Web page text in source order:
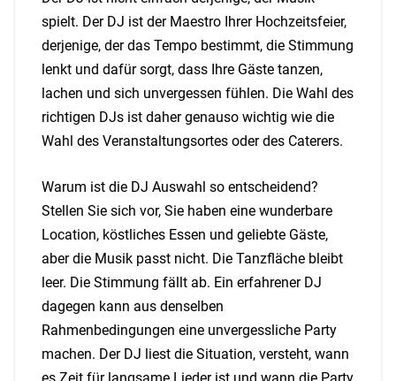
spielt. Der DJ ist der Maestro Ihrer Hochzeitsfeier,
derjenige, der das Tempo bestimmt, die Stimmung
lenkt und dafür sorgt, dass Ihre Gäste tanzen,
lachen und sich unvergessen fühlen. Die Wahl des
richtigen DJs ist daher genauso wichtig wie die
Wahl des Veranstaltungsortes oder des Caterers.
Warum ist die DJ Auswahl so entscheidend?
Stellen Sie sich vor, Sie haben eine wunderbare
Location, köstliches Essen und geliebte Gäste,
aber die Musik passt nicht. Die Tanzfläche bleibt
leer. Die Stimmung fällt ab. Ein erfahrener DJ
dagegen kann aus denselben
Rahmenbedingungen eine unvergessliche Party
machen. Der DJ liest die Situation, versteht, wann